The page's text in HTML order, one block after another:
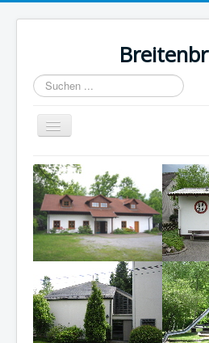
Suchen
...
Navigation
an/aus
Home